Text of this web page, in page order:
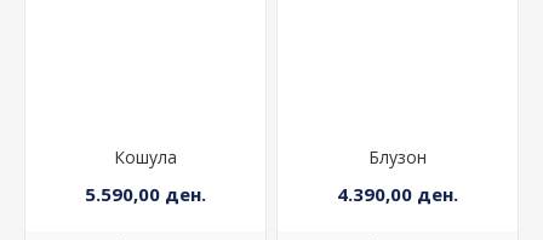
Кошула
5.590,00 ден.
Блузон
4.390,00 ден.